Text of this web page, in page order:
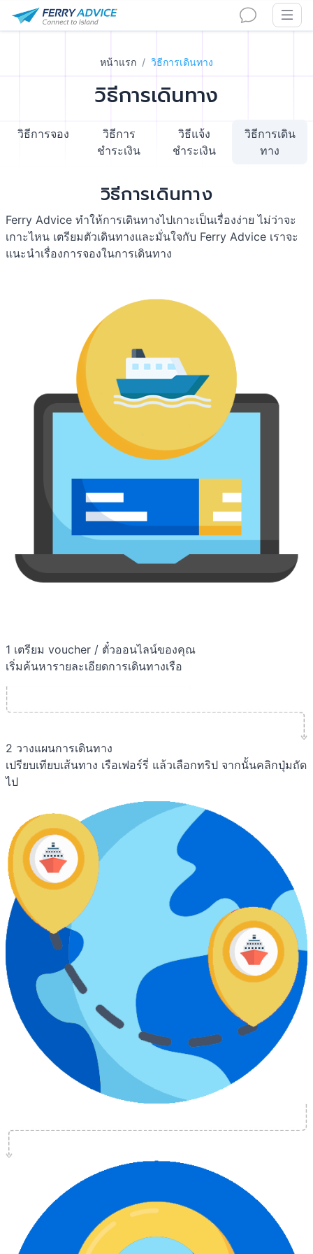
หน้าแรก วิธีการเดินทาง
วิธีการเดินทาง
วิธีการจอง
วิธีการ
ชำระเงิน
วิธีแจ้ง
ชำระเงิน
วิธีการเดิน
ทาง
วิธีการเดินทาง
Ferry Advice ทำให้การเดินทางไปเกาะเป็นเรื่องง่าย ไม่ว่าจะ
เกาะไหน เตรียมตัวเดินทางและมั่นใจกับ Ferry Advice เราจะ
แนะนำเรื่องการจองในการเดินทาง
1 เตรียม voucher / ตั๋วออนไลน์ของคุณ
เริ่มค้นหารายละเอียดการเดินทางเรือ
2 วางแผนการเดินทาง
เปรียบเทียบเส้นทาง เรือเฟอร์รี่ แล้วเลือกทริป จากนั้นคลิกปุ่มถัด
ไป